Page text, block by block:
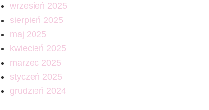
wrzesień 2025
sierpień 2025
maj 2025
kwiecień 2025
marzec 2025
styczeń 2025
grudzień 2024